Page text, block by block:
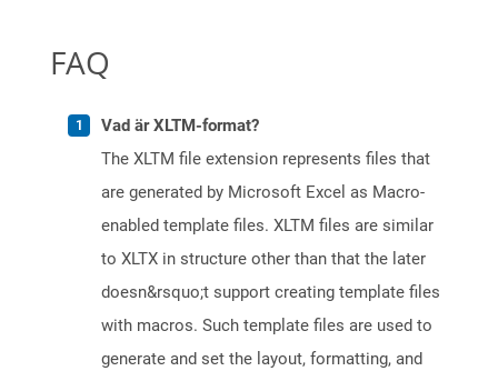
FAQ
Vad är XLTM-format?
The XLTM file extension represents files that
are generated by Microsoft Excel as Macro-
enabled template files. XLTM files are similar
to XLTX in structure other than that the later
doesn&rsquo;t support creating template files
with macros. Such template files are used to
generate and set the layout, formatting, and